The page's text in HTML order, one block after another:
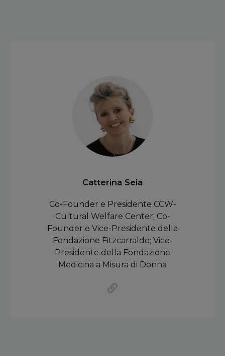
Catterina Seia
Co-Founder e Presidente CCW-
Cultural Welfare Center; Co-
Founder e Vice-Presidente della
Fondazione Fitzcarraldo; Vice-
Presidente della Fondazione
Medicina a Misura di Donna